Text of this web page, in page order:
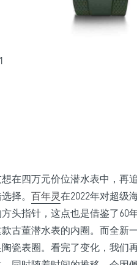
在四万元价位潜水表中，再
择。 百年灵在2022年对超级
头指针，这点也是借鉴了60
古董潜水表的内圈。而全新
瓷表圈。看完了变化，我们